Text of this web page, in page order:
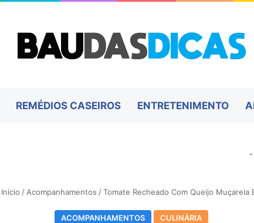
REMÉDIOS CASEIROS ENTRETENIMENTO
-
Início / Acompanhamentos /Tomate Recheado Com Queijo Muçarela
ACOMPANHAMENTOS CULINÁRIA